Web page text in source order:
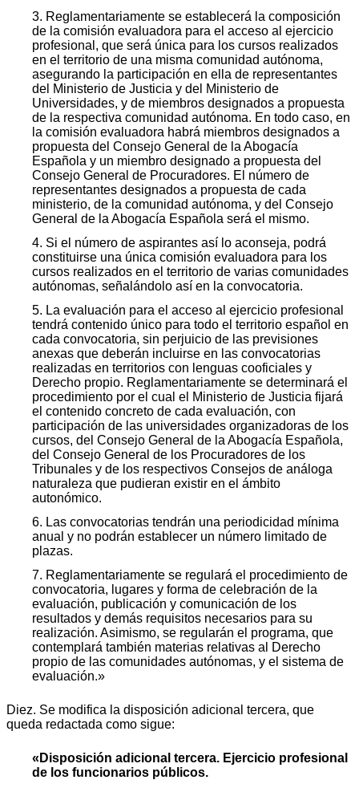
3. Reglamentariamente se establecerá la composición
de la comisión evaluadora para el acceso al ejercicio
profesional, que será única para los cursos realizados
en el territorio de una misma comunidad autónoma,
asegurando la participación en ella de representantes
del Ministerio de Justicia y del Ministerio de
Universidades, y de miembros designados a propuesta
de la respectiva comunidad autónoma. En todo caso, en
la comisión evaluadora habrá miembros designados a
propuesta del Consejo General de la Abogacía
Española y un miembro designado a propuesta del
Consejo General de Procuradores. El número de
representantes designados a propuesta de cada
ministerio, de la comunidad autónoma, y del Consejo
General de la Abogacía Española será el mismo.
4. Si el número de aspirantes así lo aconseja, podrá
constituirse una única comisión evaluadora para los
cursos realizados en el territorio de varias comunidades
autónomas, señalándolo así en la convocatoria.
5. La evaluación para el acceso al ejercicio profesional
tendrá contenido único para todo el territorio español en
cada convocatoria, sin perjuicio de las previsiones
anexas que deberán incluirse en las convocatorias
realizadas en territorios con lenguas cooficiales y
Derecho propio. Reglamentariamente se determinará el
procedimiento por el cual el Ministerio de Justicia fijará
el contenido concreto de cada evaluación, con
participación de las universidades organizadoras de los
cursos, del Consejo General de la Abogacía Española,
del Consejo General de los Procuradores de los
Tribunales y de los respectivos Consejos de análoga
naturaleza que pudieran existir en el ámbito
autonómico.
6. Las convocatorias tendrán una periodicidad mínima
anual y no podrán establecer un número limitado de
plazas.
7. Reglamentariamente se regulará el procedimiento de
convocatoria, lugares y forma de celebración de la
evaluación, publicación y comunicación de los
resultados y demás requisitos necesarios para su
realización. Asimismo, se regularán el programa, que
contemplará también materias relativas al Derecho
propio de las comunidades autónomas, y el sistema de
evaluación.»
Diez. Se modifica la disposición adicional tercera, que
queda redactada como sigue:
«Disposición adicional tercera. Ejercicio profesional
de los funcionarios públicos.